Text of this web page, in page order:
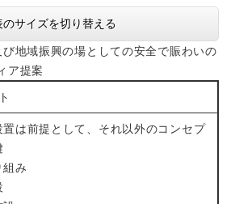
のサイズを切り替える
地域振興の場としての安全で賑わいの
ア提案
置は前提として、それ以外のコンセプ
組み